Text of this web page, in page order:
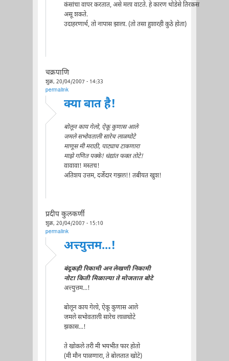
कंसांचा वापर करतात, असे मला वाटते. हे कारण थोडेसे तिरकस
असू शकते.
उदाहरणार्थ, तो नापास झाला. (तो तसा हुशारही कुठे होता)
चक्रपाणि
शुक्र, 20/04/2007 - 14:33
permalink
क्या बात है!
बोलून काय गेलो, ऐकू कुणास आले
जमले सभोवताली सारेच लाळघोटे
माणूस मी मराठी, पाट्याच टाकणारा
माझे गणित पक्के! धंद्यांत फक्त तोटे!
वावावा! मस्तच!
अतिशय उत्तम, दर्जेदार गझल!! तबीयत खुश!
प्रदीप कुलकर्णी
शुक्र, 20/04/2007 - 15:10
permalink
अत्त्युत्तम...!
बंदूकही रिकामी अन लेखणी निकामी
नोटा किती मिळाल्या ते मोजतात बोटे
अत्त्युत्तम...!
बोलून काय गेलो, ऐकू कुणास आले
जमले सभोवताली सारेच लाळघोटे
झकास...!
ते खोकले तरी मी भयभीत फार होतो
(मी मौन पाळणारा, ते बोलतात खोटे)